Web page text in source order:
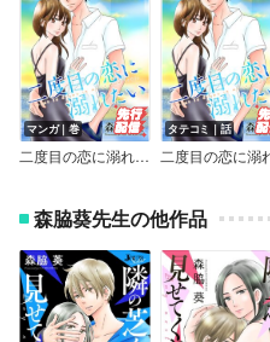
マンガ｜巻
二度目の恋に溺れたい
タテコミ｜話
森脇葵先生の他作品